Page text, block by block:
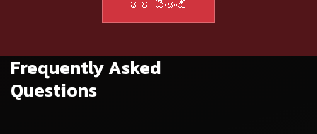
Frequently Asked
Questions